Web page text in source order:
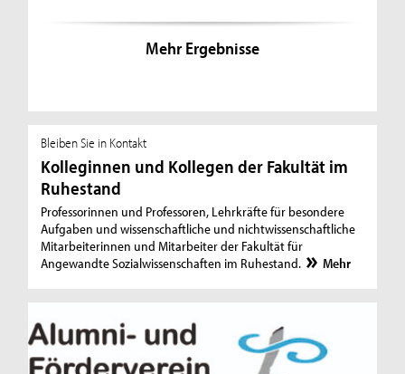
Mehr Ergebnisse
Bleiben Sie in Kontakt
Kolleginnen und Kollegen der Fakultät im
Ruhestand
Professorinnen und Professoren, Lehrkräfte für besondere
Aufgaben und wissenschaftliche und nichtwissenschaftliche
Mitarbeiterinnen und Mitarbeiter der Fakultät für
Angewandte Sozialwissenschaften im Ruhestand.
Mehr